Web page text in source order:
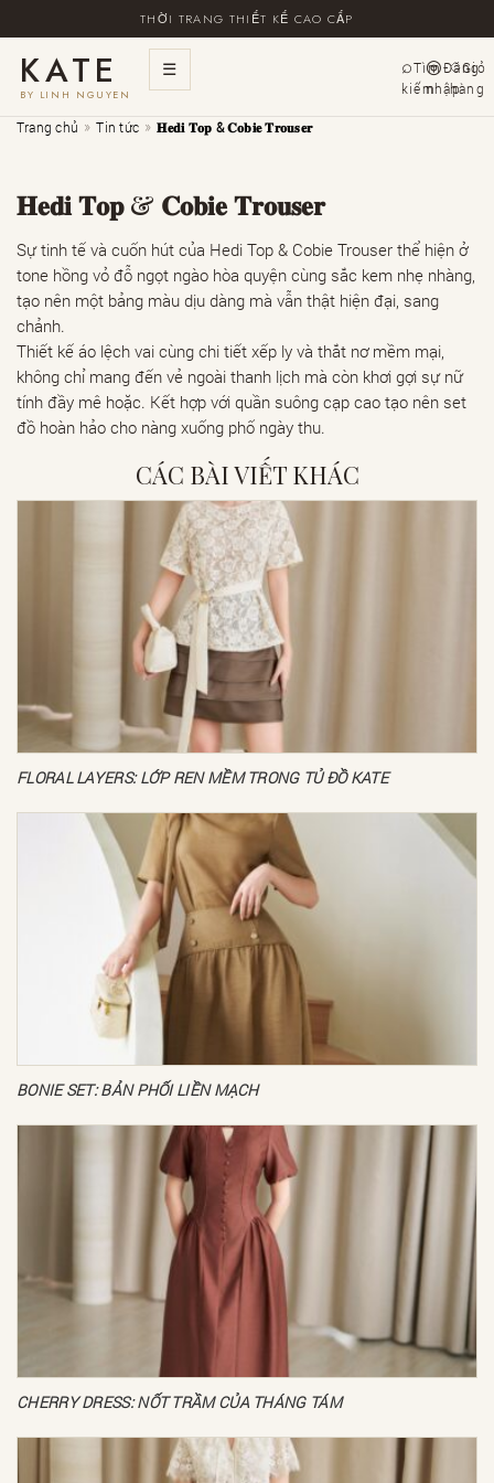
THỜI TRANG THIẾT KẾ CAO CẤP
KATE
BY LINH NGUYEN
☰
Tìm
kiếm
Đăng
nhập
Giỏ
hàng
Trang chủ » Tin tức » 𝐇𝐞𝐝𝐢 𝐓𝐨𝐩 & 𝐂𝐨𝐛𝐢𝐞 𝐓𝐫𝐨𝐮𝐬𝐞𝐫
𝐇𝐞𝐝𝐢 𝐓𝐨𝐩 & 𝐂𝐨𝐛𝐢𝐞 𝐓𝐫𝐨𝐮𝐬𝐞𝐫
Sự tinh tế và cuốn hút của Hedi Top & Cobie Trouser thể hiện ở
tone hồng vỏ đỗ ngọt ngào hòa quyện cùng sắc kem nhẹ nhàng,
tạo nên một bảng màu dịu dàng mà vẫn thật hiện đại, sang
chảnh.
Thiết kế áo lệch vai cùng chi tiết xếp ly và thắt nơ mềm mại,
không chỉ mang đến vẻ ngoài thanh lịch mà còn khơi gợi sự nữ
tính đầy mê hoặc. Kết hợp với quần suông cạp cao tạo nên set
đồ hoàn hảo cho nàng xuống phố ngày thu.
CÁC BÀI VIẾT KHÁC
FLORAL LAYERS: LỚP REN MỀM TRONG TỦ ĐỒ KATE
BONIE SET: BẢN PHỐI LIỀN MẠCH
CHERRY DRESS: NỐT TRẦM CỦA THÁNG TÁM